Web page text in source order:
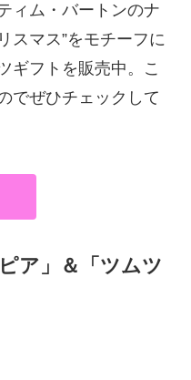
ィム・バートンのナ
スマス”をモチーフに
ギフトを販売中。こ
でぜひチェックして
ア」＆「ツムツ